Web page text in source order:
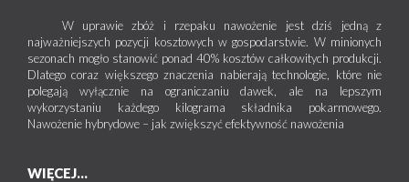
W uprawie zbóż i rzepaku nawożenie jest dziś jedną z
najważniejszych pozycji kosztowych w gospodarstwie. W minionych
sezonach mogło stanowić ponad 40% kosztów całkowitych produkcji.
Dlatego coraz większego znaczenia nabierają technologie, które nie
polegają wyłącznie na ograniczaniu dawek, ale na lepszym
wykorzystaniu każdego kilograma składnika pokarmowego.
Nawożenie hybrydowe – jak zwiększyć efektywność nawożenia
WIĘCEJ...